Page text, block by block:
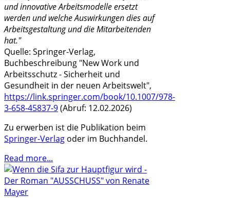
und innovative Arbeitsmodelle ersetzt
werden und welche Auswirkungen dies auf
Arbeitsgestaltung und die Mitarbeitenden
hat."
Quelle: Springer-Verlag,
Buchbeschreibung "New Work und
Arbeitsschutz - Sicherheit und
Gesundheit in der neuen Arbeitswelt",
https://link.springer.com/book/10.1007/978-
3-658-45837-9(Abruf: 12.02.2026)
Zu erwerben ist die Publikation beim
Springer-Verlag oder im Buchhandel.
Read more...